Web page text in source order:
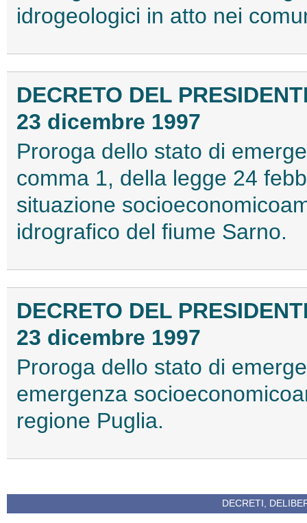
idrogeologici in atto nei
DECRETO DEL
23 dicembre 1997
Proroga dello stato di
comma 1, della legge 24
situazione
idrografico del fiume Sarno.
DECRETO DEL
23 dicembre 1997
Proroga dello stato di
emergenza
regione Puglia.
DECRETI,